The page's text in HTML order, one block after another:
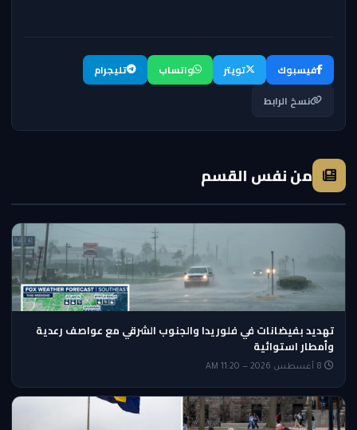
فيسبوك تويتر واتساب
تليجرام
نسخ الرابط
من نفس القسم
تهديد بفيضانات في فلوريدا والجنوب الشرقي مع عواصف رعدية
وأمطار استوائية